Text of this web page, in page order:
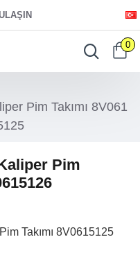
0
Pim Takımı 8V061
Pim